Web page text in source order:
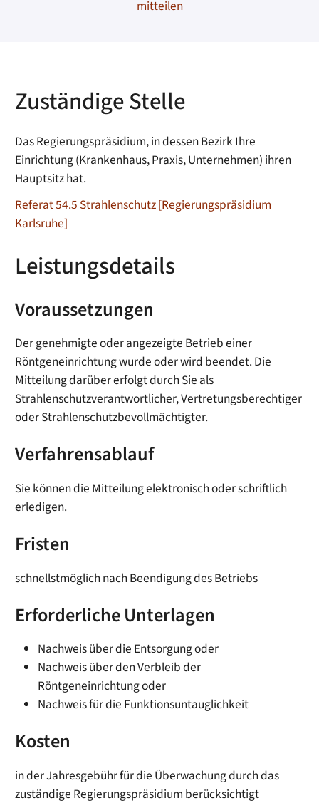
mitteilen
Zuständige Stelle
Das Regierungspräsidium, in dessen Bezirk Ihre
Einrichtung (Krankenhaus, Praxis, Unternehmen) ihren
Hauptsitz hat.
Referat 54.5 Strahlenschutz [Regierungspräsidium
Karlsruhe]
Leistungsdetails
Voraussetzungen
Der genehmigte oder angezeigte Betrieb einer
Röntgeneinrichtung wurde oder wird beendet. Die
Mitteilung darüber erfolgt durchSie als
Strahlenschutzverantwortlicher, Vertretungsberechtiger
oder Strahlenschutzbevollmächtigter.
Verfahrensablauf
Sie können die Mitteilung elektronisch oder schriftlich
erledigen.
Fristen
schnellstmöglich nach Beendigung des Betriebs
Erforderliche Unterlagen
Nachweis über die Entsorgung oder
Nachweis über den Verbleib der
Röntgeneinrichtung oder
Nachweis für die Funktionsuntauglichkeit
Kosten
in der Jahresgebühr für die Überwachung durch das
zuständige Regierungspräsidium berücksichtigt